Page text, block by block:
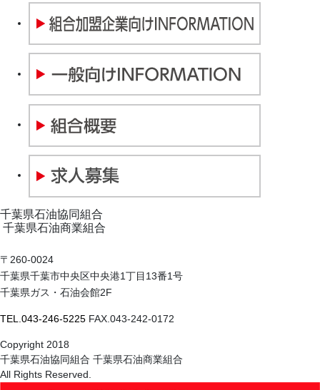
千葉県石油協同組合
千葉県石油商業組合
〒260-0024
千葉県千葉市中央区中央港1丁目13番1号
千葉県ガス・石油会館2F
TEL.043-246-5225 FAX.043-242-0172
Copyright 2018
千葉県石油協同組合 千葉県石油商業組合
All Rights Reserved.